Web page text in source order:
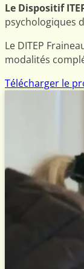
Le Dispositif
psychologiques
Le DITEP
modalités
Télécharger le